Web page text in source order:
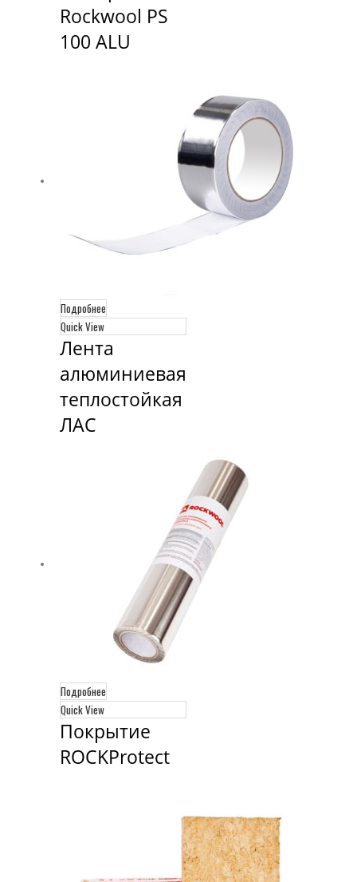
Rockwool PS
100 ALU
Подробнее
Quick View
Лента
алюминиевая
теплостойкая
ЛАС
Подробнее
Quick View
Покрытие
ROCKProtect